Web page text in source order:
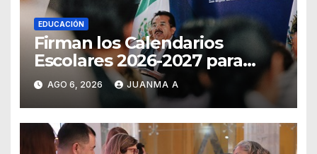
EDUCACIÓN
Firman los Calendarios
Escolares 2026-2027 para
Guanajuato
AGO 6, 2026 JUANMA A